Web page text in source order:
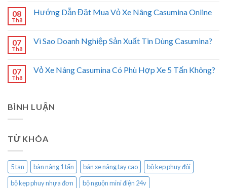
08
Th8
Hướng Dẫn Đặt Mua Vỏ Xe Nâng Casumina Online
07
Th8
Vì Sao Doanh Nghiệp Sản Xuất Tin Dùng Casumina?
07
Th8
Vỏ Xe Nâng Casumina Có Phù Hợp Xe 5 Tấn Không?
BÌNH LUẬN
TỪ KHÓA
5 tan bàn nâng 1 tấn bán xe nâng tay cao
bộ kep phuy đôi
bộ kẹp phuy nhựa đơn
bộ nguộn mini điện 24v